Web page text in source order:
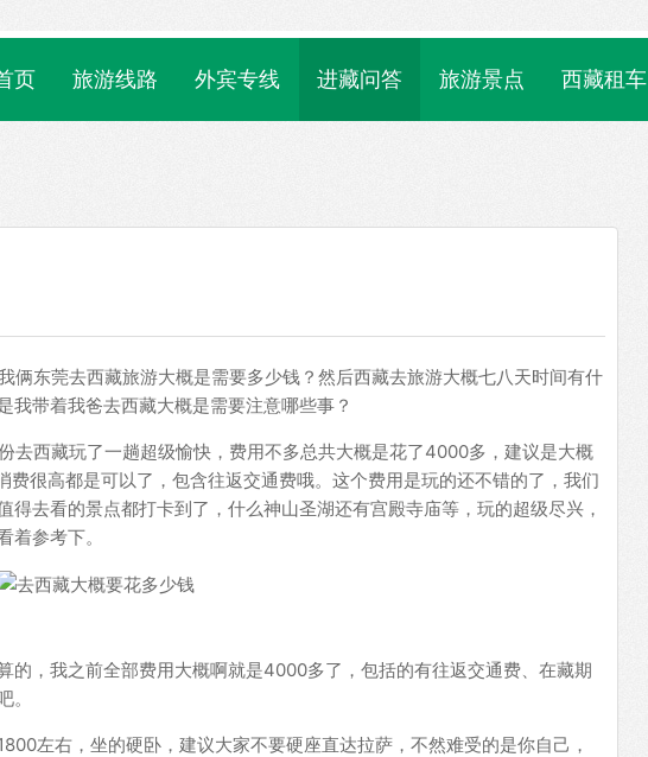
页 旅游线路 外宾专线 进藏问答 旅游景点 西藏租车
俩东莞去西藏旅游大概是需要多少钱？然后西藏去旅游大概七八天时间有什
带着我爸去西藏大概是需要注意哪些事？
去西藏玩了一趟超级愉快，费用不多总共大概是花了4000多，建议是大概
很高都是可以了，包含往返交通费哦。这个费用是玩的还不错的了，我们
去看的景点都打卡到了，什么神山圣湖还有宫殿寺庙等，玩的超级尽兴，
参考下。
的，我之前全部费用大概啊就是4000多了，包括的有往返交通费、在藏期
左右，坐的硬卧，建议大家不要硬座直达拉萨，不然难受的是你自己，